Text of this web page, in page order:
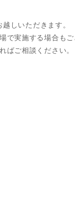
しいただきます。
で実施する場合もご
ばご相談ください。